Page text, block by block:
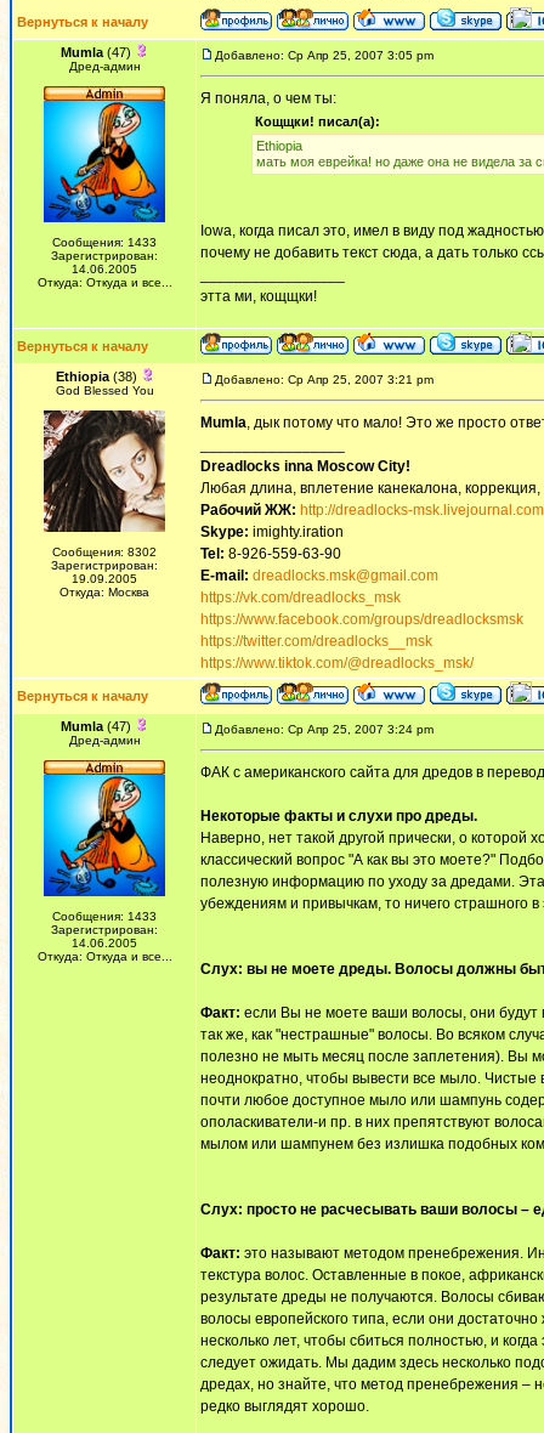
Вернуться к началу
Mumla (47)
Дред-админ
Сообщения: 1433
Зарегистрирован:
14.06.2005
Откуда: Откуда и все...
Добавлено: Ср Апр 25, 2007 3:05 pm
Я поняла, о чем ты:
Кощщки! писал(а):
Ethiopia
мать моя еврейка! но даже она не видела за
Iowa, когда писал это, имел в виду под
почему не добавить текст сюда, а дать только
этта ми, кощщки!
Вернуться к началу
Ethiopia(38)
God Blessed You
Сообщения: 8302
Зарегистрирован:
19.09.2005
Откуда: Москва
Добавлено: Ср Апр 25, 2007 3:21 pm
Mumla, дык потому что мало! Это же просто
Dreadlocks inna Moscow Сity!
Любая длина, вплетение канекалона,
Рабочий ЖЖ: http://dreadlocks-
Skype: imighty.iration
Tel: 8-926-559-63-90
E-mail: dreadlocks.msk@gmail.com
https://vk.com/dreadlocks_msk
https://www.facebook.com/groups/dreadlocksmsk
https://twitter.com/dreadlocks__msk
https://www.tiktok.com/@dreadlocks_msk/
Вернуться к началу
Mumla (47)
Дред-админ
Сообщения: 1433
Зарегистрирован:
14.06.2005
Откуда: Откуда и все...
Добавлено: Ср Апр 25, 2007 3:24 pm
ФАК с американского сайта для дредов в
Некоторые факты и слухи про дреды.
Наверно, нет такой другой прически, о которой
классический вопрос "А как вы это моете?"
полезную информацию по уходу за дредами.
убеждениям и привычкам, то ничего страшного в
Слух: вы не моете дреды. Волосы должны
Факт: если Вы не моете ваши волосы, они будут
так же, как "нестрашные" волосы. Во всяком
полезно не мыть месяц после заплетения). Вы
неоднократно, чтобы вывести все мыло.
почти любое доступное мыло или шампунь
ополаскиватели-и пр. в них препятствуют
мылом или шампунем без излишка подобных
Слух: просто не расчесывать ваши волосы –
Факт: это называют методом пренебрежения.
текстура волос. Оставленные в покое,
результате дреды не получаются. Волосы
волосы европейского типа, если они
несколько лет, чтобы сбиться полностью, и
следует ожидать. Мы дадим здесь несколько
дредах, но знайте, что метод пренебрежения –
редко выглядят хорошо.